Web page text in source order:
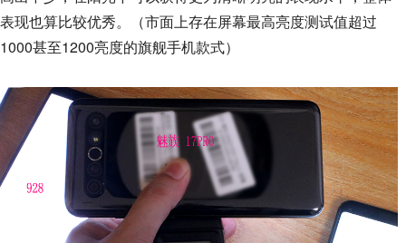
表现也算比较优秀。（市面上存在屏幕最高亮度测试值超过
1000甚至1200亮度的旗舰手机款式）